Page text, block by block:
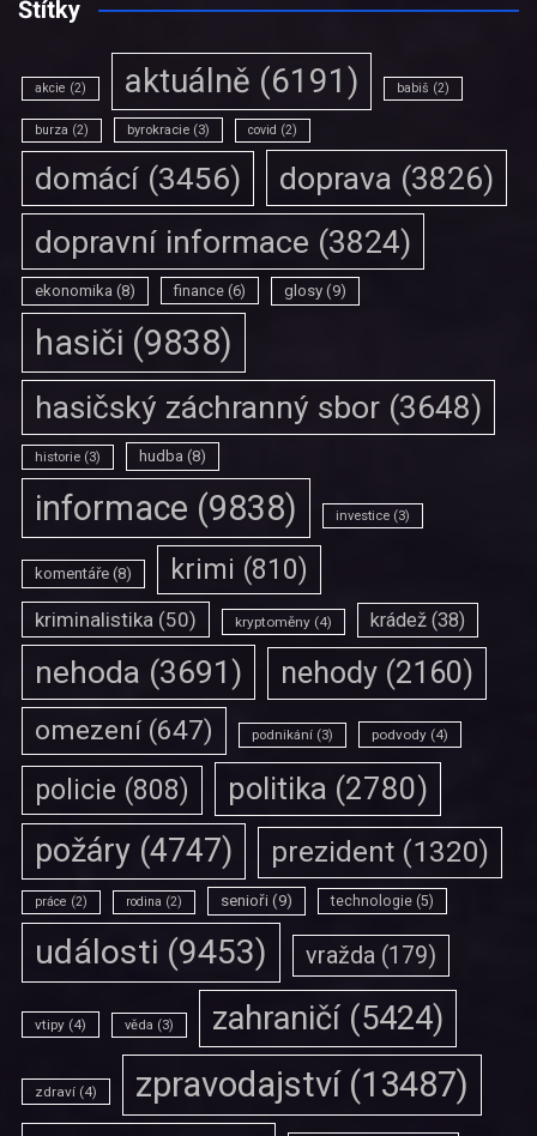
Štítky
akcie (2) aktuálně (6191) babiš (2)
burza (2) byrokracie (3) covid (2)
domácí (3456) doprava (3826)
dopravní informace (3824)
ekonomika (8) finance (6) glosy (9)
hasiči (9838)
hasičský záchranný sbor (3648)
historie (3) hudba (8)
informace (9838) investice (3)
komentáře (8) krimi (810)
kriminalistika (50) kryptoměny (4) krádež (38)
nehoda (3691) nehody (2160)
omezení (647) podnikání (3) podvody (4)
policie (808) politika (2780)
požáry (4747) prezident (1320)
práce (2) rodina (2) senioři (9) technologie (5)
události (9453) vražda (179)
vtipy (4) věda (3) zahraničí (5424)
zdraví (4) zpravodajství(13487)